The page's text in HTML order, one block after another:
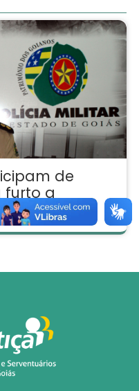
de
furto a